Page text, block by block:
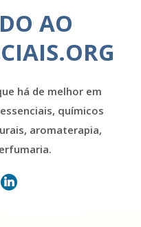
AO
há de melhor em
químicos
aromaterapia,